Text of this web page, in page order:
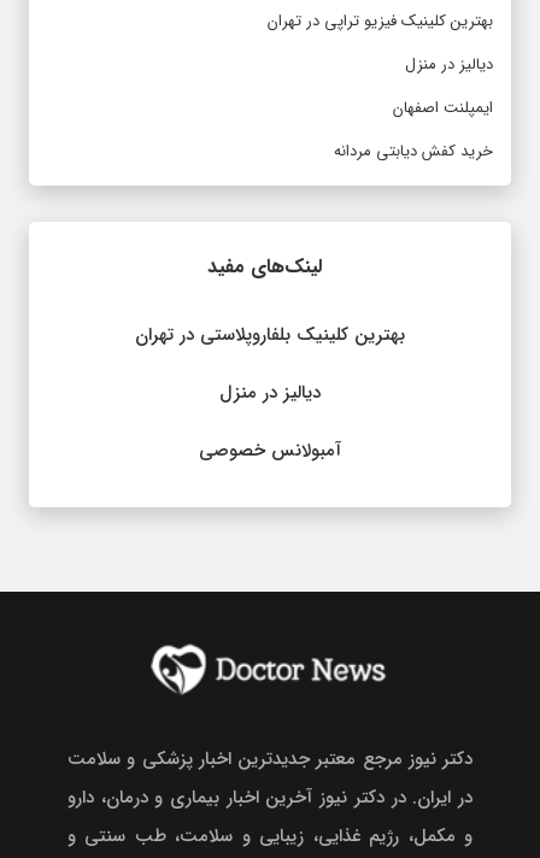
بهترین کلینیک فیزیو تراپی در تهران
دیالیز در منزل
ایمپلنت اصفهان
خرید کفش دیابتی مردانه
لینک‌های مفید
بهترین کلینیک بلفاروپلاستی در تهران
دیالیز در منزل
آمبولانس خصوصی
دکتر نیوز مرجع معتبر جدیدترین اخبار پزشکی و سلامت
در ایران. در دکتر نیوز آخرین اخبار بیماری و درمان، دارو
و مکمل، رژیم غذایی، زیبایی و سلامت، طب سنتی و